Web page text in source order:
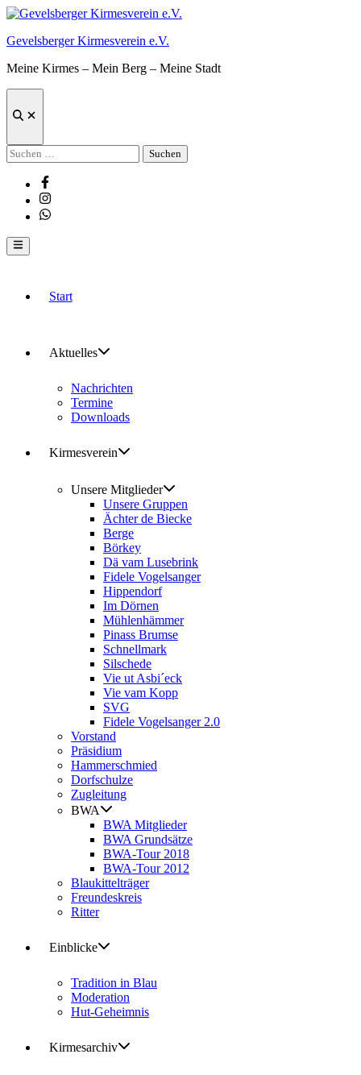
Zum
springen
Gevelsberger Kirmesverein e.V.
Meine Kirmes – Mein Berg – Meine Stadt
Suche
Suchen
nach:
Facebook
Instagram
Whatsapp
Hauptmenü
Start
Aktuelles
Nachrichten
Termine
Downloads
Kirmesverein
Unsere Mitglieder
Unsere Gruppen
Ächter de Biecke
Berge
Börkey
Dä vam Lusebrink
Fidele Vogelsanger
Hippendorf
Im Dörnen
Mühlenhämmer
Pinass Brumse
Schnellmark
Silschede
Vie ut Asbi´eck
Vie vam Kopp
SVG
Fidele Vogelsanger 2.0
Vorstand
Präsidium
Hammerschmied
Dorfschulze
Zugleitung
BWA
BWA Mitglieder
BWA Grundsätze
BWA-Tour 2018
BWA-Tour 2012
Blaukittelträger
Freundeskreis
Ritter
Einblicke
Tradition in Blau
Moderation
Hut-Geheimnis
Kirmesarchiv